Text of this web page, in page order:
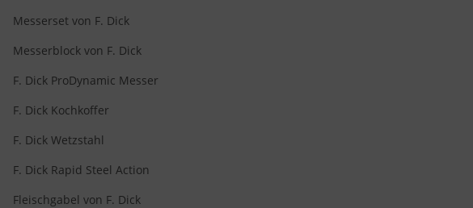
Messerset von F. Dick
Messerblock von F. Dick
F. Dick ProDynamic Messer
F. Dick Kochkoffer
F. Dick Wetzstahl
F. Dick Rapid Steel Action
Fleischgabel von F. Dick